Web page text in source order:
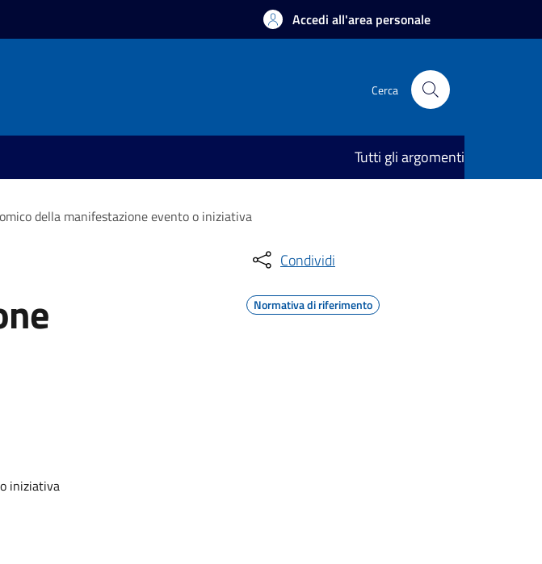
Accedi all'area personale
Cerca
Tutti gli argomenti
della manifestazione evento o iniziativa
iniziativa
Condividi
Normativa di riferimento